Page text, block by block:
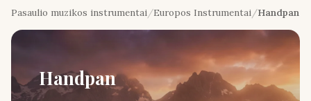
Pasaulio muzikos instrumentai Europos Instrumentai Handpan
Handpan